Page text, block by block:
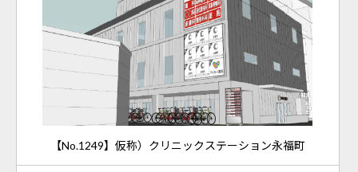
【No.1249】仮称）クリニックステーション永福町